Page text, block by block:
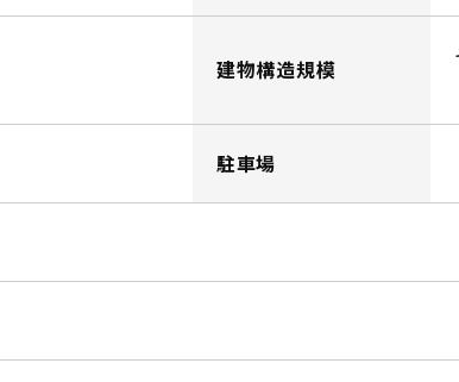
建物構造規模
駐車場